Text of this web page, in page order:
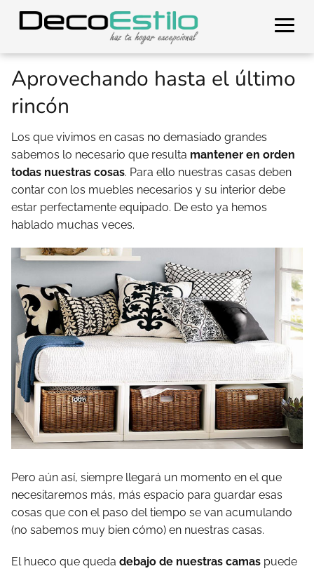
Aprovechando hasta el último
rincón
Los que vivimos en casas no demasiado grandes
sabemos lo necesario que resulta mantener en orden
todas nuestras cosas. Para ello nuestras casas deben
contar con los muebles necesarios y su interior debe
estar perfectamente equipado. De esto ya hemos
hablado muchas veces.
Pero aún así, siempre llegará un momento en el que
necesitaremos más, más espacio para guardar esas
cosas que con el paso del tiempo se van acumulando
(no sabemos muy bien cómo) en nuestras casas.
El hueco que queda debajo de nuestras camas puede